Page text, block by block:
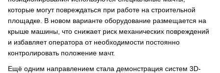
которые могут повреждаться при работе на строительной
площадке. В новом варианте оборудование размещается на
крыше машины, что снижает риск механических повреждений
и избавляет оператора от необходимости постоянно
контролировать положение мачт.
Ещё одним направлением стала демонстрация систем 3D-